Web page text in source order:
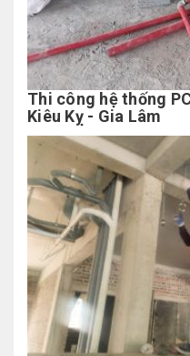
Thi công hệ thống
Kiêu Kỵ - Gia Lâm